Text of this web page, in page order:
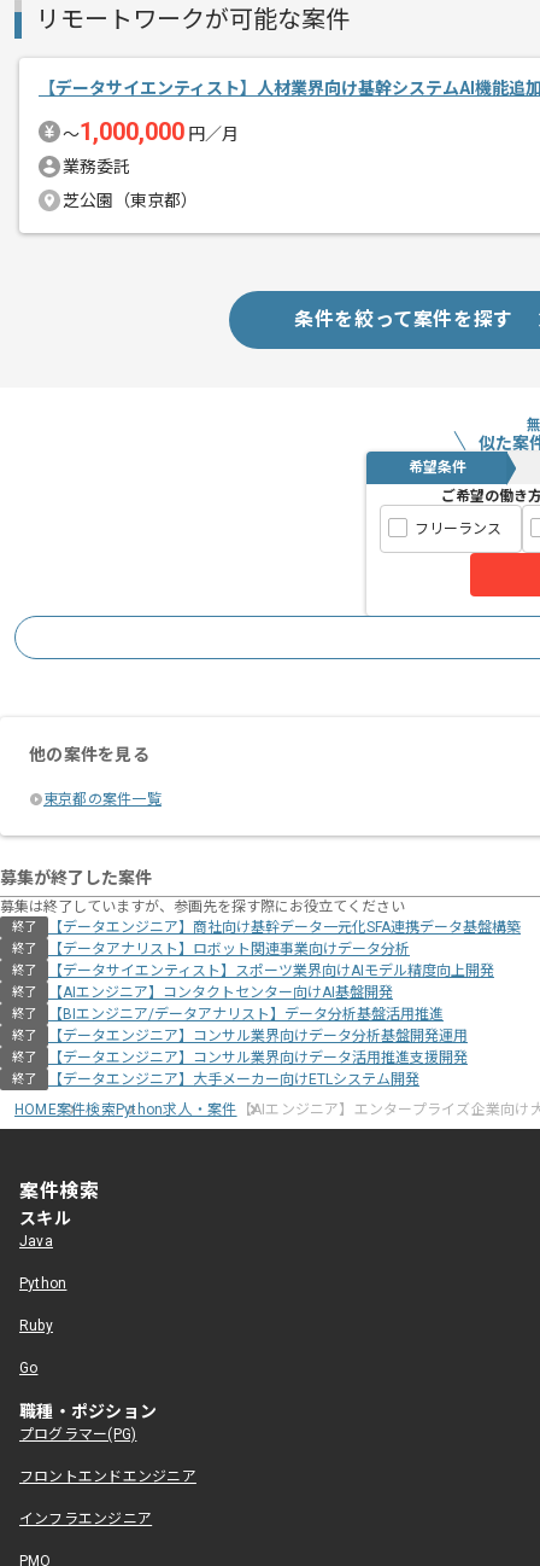
リモートワークが可能な案件
【データサイエンティスト】人材業界向け基幹システムAI機能追
〜1,000,000 円／月
業務委託
芝公園（東京都）
条件を絞って案件を探す
似た案
希望条件
ご希望の働き
フリーランス
他の案件を見る
東京都の案件一覧
募集が終了した案件
募集は終了していますが、参画先を探す際にお役立てください
終了 【データエンジニア】商社向け基幹データ一元化SFA連携データ基盤構築
終了 【データアナリスト】ロボット関連事業向けデータ分析
終了 【データサイエンティスト】スポーツ業界向けAIモデル精度向上開発
終了 【AIエンジニア】コンタクトセンター向けAI基盤開発
終了 【BIエンジニア/データアナリスト】データ分析基盤活用推進
終了 【データエンジニア】コンサル業界向けデータ分析基盤開発運用
終了 【データエンジニア】コンサル業界向けデータ活用推進支援開発
終了
【データエンジニア】大手メーカー向けETLシステム開発
HOME案件検索Python求人・案件 【AIエンジニア】エンタープライズ企業向け
案件検索
スキル
Java
Python
Ruby
Go
職種・ポジション
プログラマー(PG)
フロントエンドエンジニア
インフラエンジニア
PMO